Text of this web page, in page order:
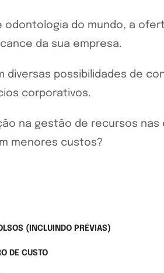
odontologia do mundo, a
da sua empresa.
possibilidades de
corporativos.
na gestão de recursos
menores custos?
(INCLUINDO PRÉVIAS)
DE CUSTO